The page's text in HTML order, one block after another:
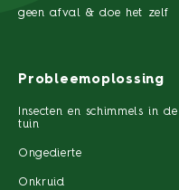
geen afval & doe het zelf
Probleemoplossing
Insecten en schimmels in de
tuin
Ongedierte
Onkruid